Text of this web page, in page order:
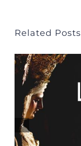
Related Posts